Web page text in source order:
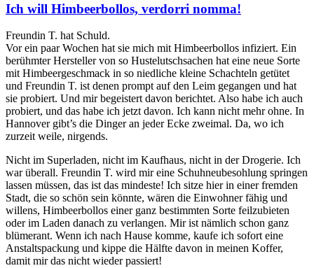
Ich will Himbeerbollos, verdorri nomma!
Freundin T. hat Schuld.
Vor ein paar Wochen hat sie mich mit Himbeerbollos infiziert. Ein
berühmter Hersteller von so Hustelutschsachen hat eine neue Sorte
mit Himbeergeschmack in so niedliche kleine Schachteln getütet
und Freundin T. ist denen prompt auf den Leim gegangen und hat
sie probiert. Und mir begeistert davon berichtet. Also habe ich auch
probiert, und das habe ich jetzt davon. Ich kann nicht mehr ohne. In
Hannover gibt’s die Dinger an jeder Ecke zweimal. Da, wo ich
zurzeit weile, nirgends.
Nicht im Superladen, nicht im Kaufhaus, nicht in der Drogerie. Ich
war überall. Freundin T. wird mir eine Schuhneubesohlung springen
lassen müssen, das ist das mindeste! Ich sitze hier in einer fremden
Stadt, die so schön sein könnte, wären die Einwohner fähig und
willens, Himbeerbollos einer ganz bestimmten Sorte feilzubieten
oder im Laden danach zu verlangen. Mir ist nämlich schon ganz
blümerant. Wenn ich nach Hause komme, kaufe ich sofort eine
Anstaltspackung und kippe die Hälfte davon in meinen Koffer,
damit mir das nicht wieder passiert!